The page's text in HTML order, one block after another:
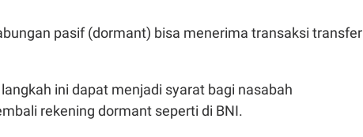
pasif (dormant) bisa menerima transaksi transfer
ini dapat menjadi syarat bagi nasabah
rekening dormant seperti di BNI.